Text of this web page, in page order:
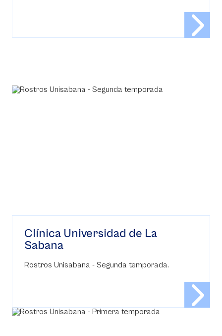
Clínica Universidad de La
Sabana
Rostros Unisabana - Segunda temporada.